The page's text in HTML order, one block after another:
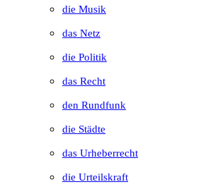
die Musik
das Netz
die Politik
das Recht
den Rundfunk
die Städte
das Urheberrecht
die Urteilskraft